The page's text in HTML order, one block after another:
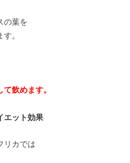
の葉を
。
飲めます。
エット効果
リカでは